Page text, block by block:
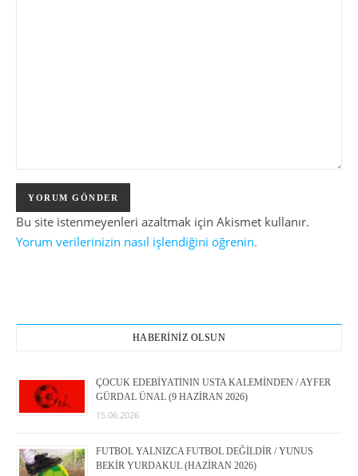
Bu site istenmeyenleri azaltmak için Akismet kullanır.
Yorum verilerinizin nasıl işlendiğini öğrenin.
HABERİNİZ OLSUN
ÇOCUK EDEBİYATININ USTA KALEMİNDEN / AYFER
GÜRDAL ÜNAL (9 HAZİRAN 2026)
15.06.2026
FUTBOL YALNIZCA FUTBOL DEĞİLDİR / YUNUS
BEKİR YURDAKUL (HAZİRAN 2026)